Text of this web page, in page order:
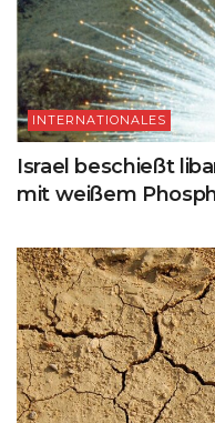
INTERNATIONALES
Israel beschießt
mit weißem